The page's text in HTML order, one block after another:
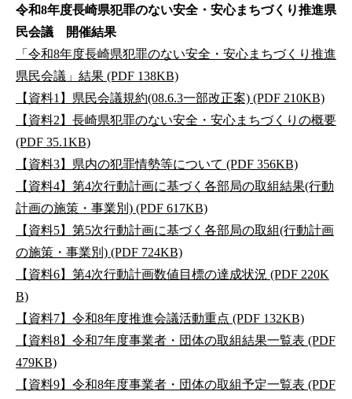
令和8年度長崎県犯罪のない安全・安心まちづくり推進県
民会議 開催結果
「令和8年度長崎県犯罪のない安全・安心まちづくり推進
県民会議」結果 (PDF 138KB)
【資料1】県民会議規約(08.6.3一部改正案) (PDF 210KB)
【資料2】長崎県犯罪のない安全・安心まちづくりの概要
(PDF 35.1KB)
【資料3】県内の犯罪情勢等について (PDF 356KB)
【資料4】第4次行動計画に基づく各部局の取組結果(行動
計画の施策・事業別) (PDF 617KB)
【資料5】第5次行動計画に基づく各部局の取組(行動計画
の施策・事業別) (PDF 724KB)
【資料6】第4次行動計画数値目標の達成状況 (PDF 220K
B)
【資料7】令和8年度推進会議活動重点 (PDF 132KB)
【資料8】令和7年度事業者・団体の取組結果一覧表 (PDF
479KB)
【資料9】令和8年度事業者・団体の取組予定一覧表 (PDF